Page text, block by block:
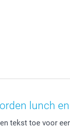
lunch
tekst toe voor